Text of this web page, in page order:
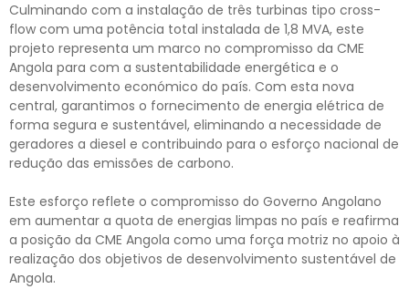
Culminando com a instalação de três turbinas tipo cross-
flow com uma potência total instalada de 1,8 MVA, este
projeto representa um marco no compromisso da CME
Angola para com a sustentabilidade energética e o
desenvolvimento económico do país. Com esta nova
central, garantimos o fornecimento de energia elétrica de
forma segura e sustentável, eliminando a necessidade de
geradores a diesel e contribuindo para o esforço nacional de
redução das emissões de carbono.
Este esforço reflete o compromisso do Governo Angolano
em aumentar a quota de energias limpas no país e reafirma
a posição da CME Angola como uma força motriz no apoio à
realização dos objetivos de desenvolvimento sustentável de
Angola.